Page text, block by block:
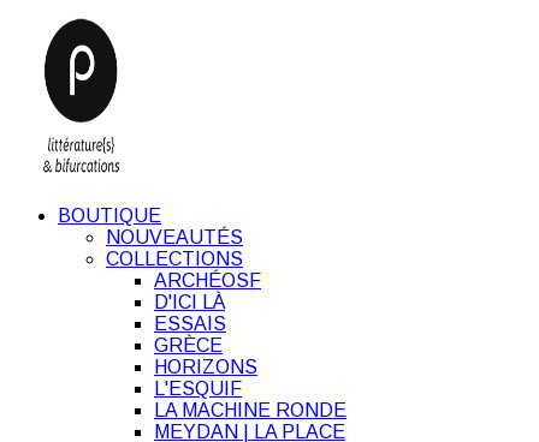
BOUTIQUE
NOUVEAUTÉS
COLLECTIONS
ARCHÉOSF
D'ICI LÀ
ESSAIS
GRÈCE
HORIZONS
L'ESQUIF
LA MACHINE RONDE
MEYDAN | LA PLACE